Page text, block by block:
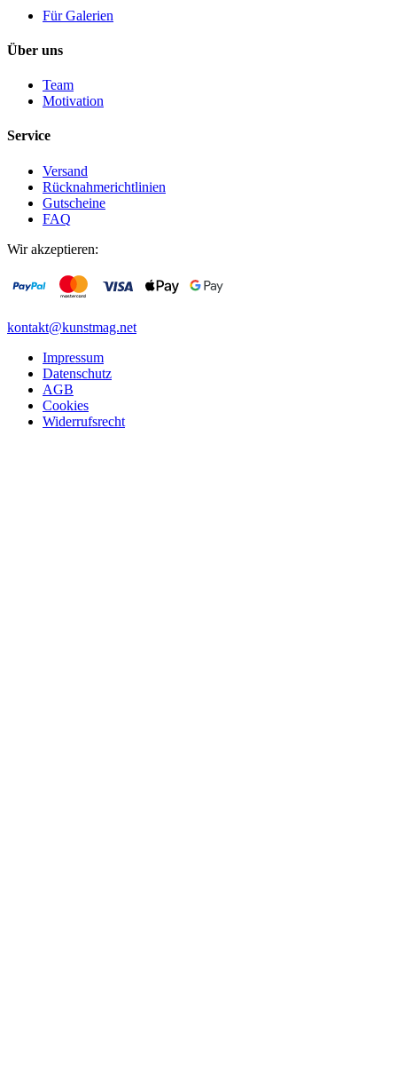
Für Galerien
Über uns
Team
Motivation
Service
Versand
Rücknahmerichtlinien
Gutscheine
FAQ
Wir akzeptieren:
kontakt@kunstmag.net
Impressum
Datenschutz
AGB
Cookies
Widerrufsrecht